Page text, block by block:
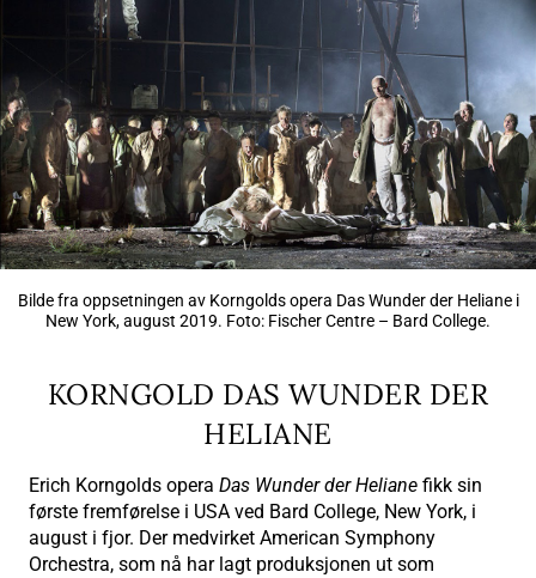
Bilde fra oppsetningen av Korngolds opera Das Wunder der Heliane i
New York, august 2019. Foto: Fischer Centre – Bard College.
KORNGOLD DAS WUNDER DER
HELIANE
Erich Korngolds opera Das Wunder der Heliane fikk sin
første fremførelse i USA ved Bard College, New York, i
august i fjor. Der medvirket American Symphony
Orchestra, som nå har lagt produksjonen ut som